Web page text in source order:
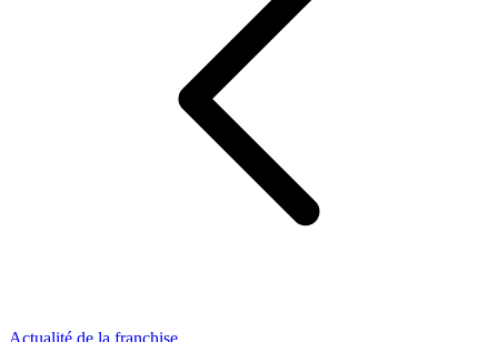
Actualité de la franchise